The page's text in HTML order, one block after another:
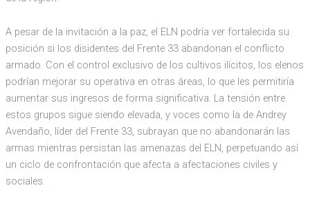
A pesar de la invitación a la paz, el ELN podría ver fortalecida su
posición si los disidentes del Frente 33 abandonan el conflicto
armado. Con el control exclusivo de los cultivos ilícitos, los elenos
podrían mejorar su operativa en otras áreas, lo que les permitiría
aumentar sus ingresos de forma significativa. La tensión entre
estos grupos sigue siendo elevada, y voces como la de Andrey
Avendaño, líder del Frente 33, subrayan que no abandonarán las
armas mientras persistan las amenazas del ELN, perpetuando así
un ciclo de confrontación que afecta a afectaciones civiles y
sociales.